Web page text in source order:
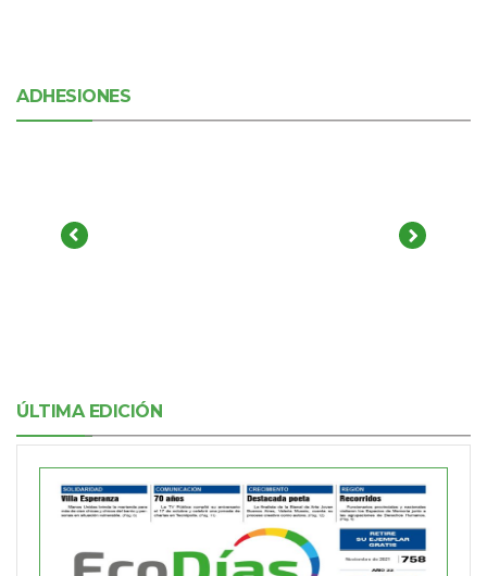
ADHESIONES
ÚLTIMA EDICIÓN